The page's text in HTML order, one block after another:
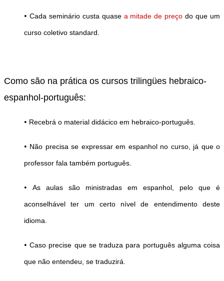
• Cada seminário custa quase a mitade de preço do que um
curso coletivo standard.
Como são na prática os cursos trilingües hebraico-
espanhol-português:
• Recebrá o material didácico em hebraico-português.
• Não precisa se expressar em espanhol no curso, já que o
professor fala também português.
• As aulas são ministradas em espanhol, pelo que é
aconselhávelter um certo nível de entendimento deste
idioma.
•Caso precise que se traduza para português alguma coisa
que não entendeu, se traduzirá.